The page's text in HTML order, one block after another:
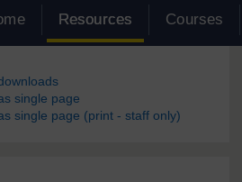
Resources Courses
single page
single page (print - staff only)